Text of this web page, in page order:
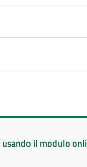
usando il modulo